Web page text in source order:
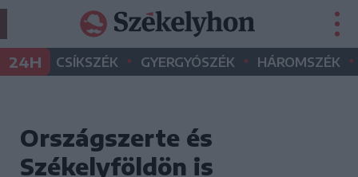
24H CSÍKSZÉK • GYERGYÓSZÉK • HÁROMSZÉK •
Országszerte és
Székelyföldön is